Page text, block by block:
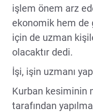
işlem önem arz
ekonomik hem de
için de uzman
olacaktır dedi.
İşi, işin uzmanı
Kurban kesiminin
tarafından